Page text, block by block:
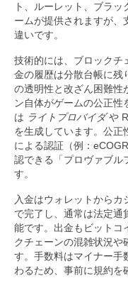
ト、ルーレット、ブラ
ームが提供されますが、
違いです。
技術的には、ブロックチ
金の履歴は分散台帳に残
の透明性と改ざん困難性
ン自体がゲームの公正性
は ライトプロバイダや
を生成しています。公正
による認証（例：
認できる「プロヴァブル
す。
入金はウォレットから
で完了し、通常は法定通
能です。出金もビットコ
クチェーンの混雑状況や
す。手数料はマイナー手
わるため、事前に規約を